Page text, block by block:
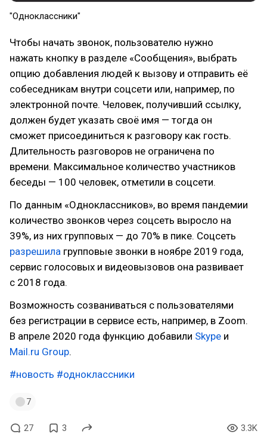
"Одноклассники"
Чтобы начать звонок, пользователю нужно
нажать кнопку в разделе «Сообщения», выбрать
опцию добавления людей к вызову и отправить её
собеседникам внутри соцсети или, например, по
электронной почте. Человек, получивший ссылку,
должен будет указать своё имя — тогда он
сможет присоединиться к разговору как гость.
Длительность разговоров не ограничена по
времени. Максимальное количество участников
беседы — 100 человек, отметили в соцсети.
По данным «Одноклассников», во время пандемии
количество звонков через соцсеть выросло на
39%, из них групповых — до 70% в пике. Соцсеть
разрешила групповые звонки в ноябре 2019 года,
сервис голосовых и видеовызовов она развивает
с 2018 года.
Возможность созваниваться с пользователями
без регистрации в сервисе есть, например, в Zoom.
В апреле 2020 года функцию добавили Skype и
Mail.ru Group.
#новость #одноклассники
7
27 3 3.3K